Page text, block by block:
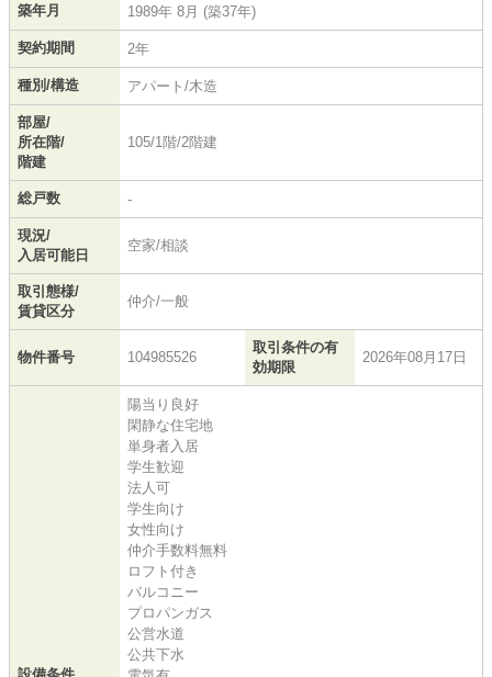
築年月 1989年 8月 (築37年)
契約期間 2年
種別/構造 アパート/木造
部屋/
所在階/
階建
105/1階/2階建
総戸数 -
現況/
入居可能日
空家/相談
取引態様/
賃貸区分
仲介/一般
物件番号 104985526
取引条件の有
効期限
2026年08月17日
陽当り良好
閑静な住宅地
単身者入居
学生歓迎
法人可
学生向け
女性向け
仲介手数料無料
ロフト付き
バルコニー
プロパンガス
公営水道
公共下水